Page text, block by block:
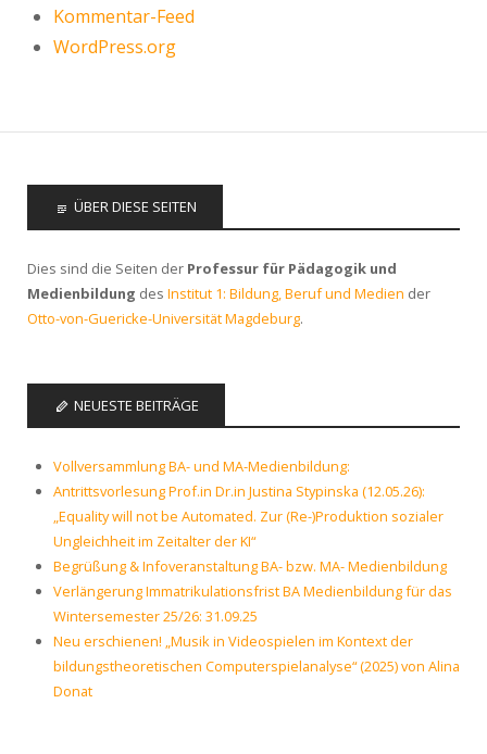
Kommentar-Feed
WordPress.org
ÜBER DIESE SEITEN
Dies sind die Seiten der Professur für Pädagogik und
Medienbildung des Institut 1: Bildung, Beruf und Medien der
Otto-von-Guericke-Universität Magdeburg.
NEUESTE BEITRÄGE
Vollversammlung BA- und MA-Medienbildung:
Antrittsvorlesung Prof.in Dr.in Justina Stypinska (12.05.26):
„Equality will not be Automated. Zur (Re-)Produktion sozialer
Ungleichheit im Zeitalter der KI“
Begrüßung & Infoveranstaltung BA- bzw. MA- Medienbildung
Verlängerung Immatrikulationsfrist BA Medienbildung für das
Wintersemester 25/26: 31.09.25
Neu erschienen! „Musik in Videospielen im Kontext der
bildungstheoretischen Computerspielanalyse“ (2025) von Alina
Donat